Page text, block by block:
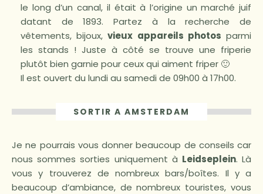
le long d’un canal, il était à l’origine un marché juif
datant de 1893. Partez à la recherche de
vêtements, bijoux,vieux appareils photos parmi
les stands ! Juste à côté se trouve une friperie
plutôt bien garnie pour ceux qui aiment friper 🙂
Il est ouvert du lundi au samedi de 09h00 à 17h00.
SORTIR A AMSTERDAM
Je ne pourrais vous donner beaucoup de conseils car
nous sommes sorties uniquement à Leidseplein. Là
vous y trouverez de nombreux bars/boîtes. Il y a
beaucoup d’ambiance, de nombreux touristes, vous